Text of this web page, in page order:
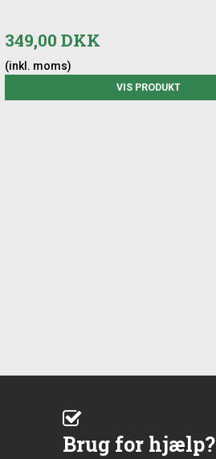
349,00 DKK
(inkl. moms)
VIS PRODUKT
Brug for hjælp?